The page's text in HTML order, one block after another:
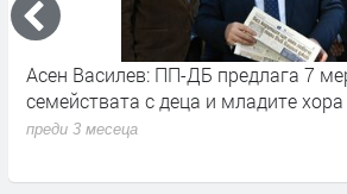
Асен Василев: ПП-ДБ предлага 7
семействата с деца и младите хора
преди 3 месеца